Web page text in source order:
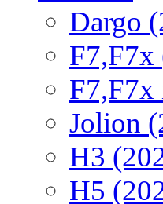
Dargo
F7,F7x
F7,F7x
Jolion
H3
H5